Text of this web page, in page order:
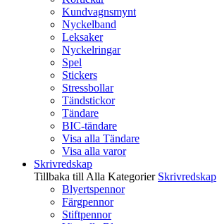
Kundvagnsmynt
Nyckelband
Leksaker
Nyckelringar
Spel
Stickers
Stressbollar
Tändstickor
Tändare
BIC-tändare
Visa alla Tändare
Visa alla varor
Skrivredskap
Tillbaka till Alla Kategorier Skrivredskap
Blyertspennor
Färgpennor
Stiftpennor